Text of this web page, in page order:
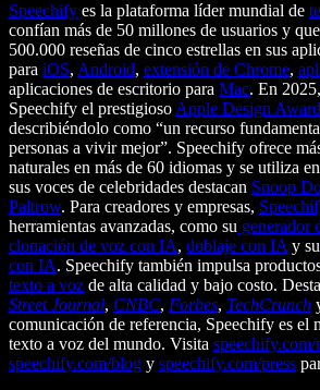
Speechify es la plataforma líder mundial de
confían más de 50 millones de usuarios y
500.000 reseñas de cinco estrellas en sus
para iOS, Android, extensión de Chrome,
aplicaciones de escritorio para Mac. En 2025,
Speechify el prestigioso Apple Design Award
describiéndolo como “un recurso
personas a vivir mejor”. Speechify ofrece
naturales en más de 60 idiomas y se utiliza
sus voces de celebridades destacan Snoop
Paltrow. Para creadores y empresas,
herramientas avanzadas, como su generador
clonación de voz con IA, doblaje con IA y su
con IA. Speechify también impulsa
texto a voz de alta calidad y bajo costo.
Street Journal, CNBC, Forbes, TechCrunch
comunicación de referencia, Speechify es el
texto a voz del mundo. Visita speechify.com/
speechify.com/blog y speechify.com/press